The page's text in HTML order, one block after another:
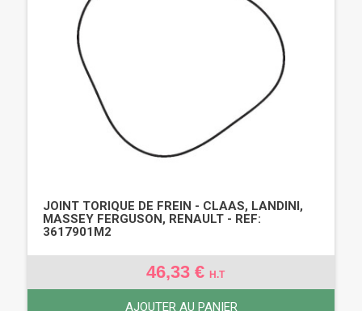
JOINT TORIQUE DE FREIN - CLAAS, LANDINI,
MASSEY FERGUSON, RENAULT - REF:
3617901M2
46,33 € H.T
AJOUTER AU PANIER